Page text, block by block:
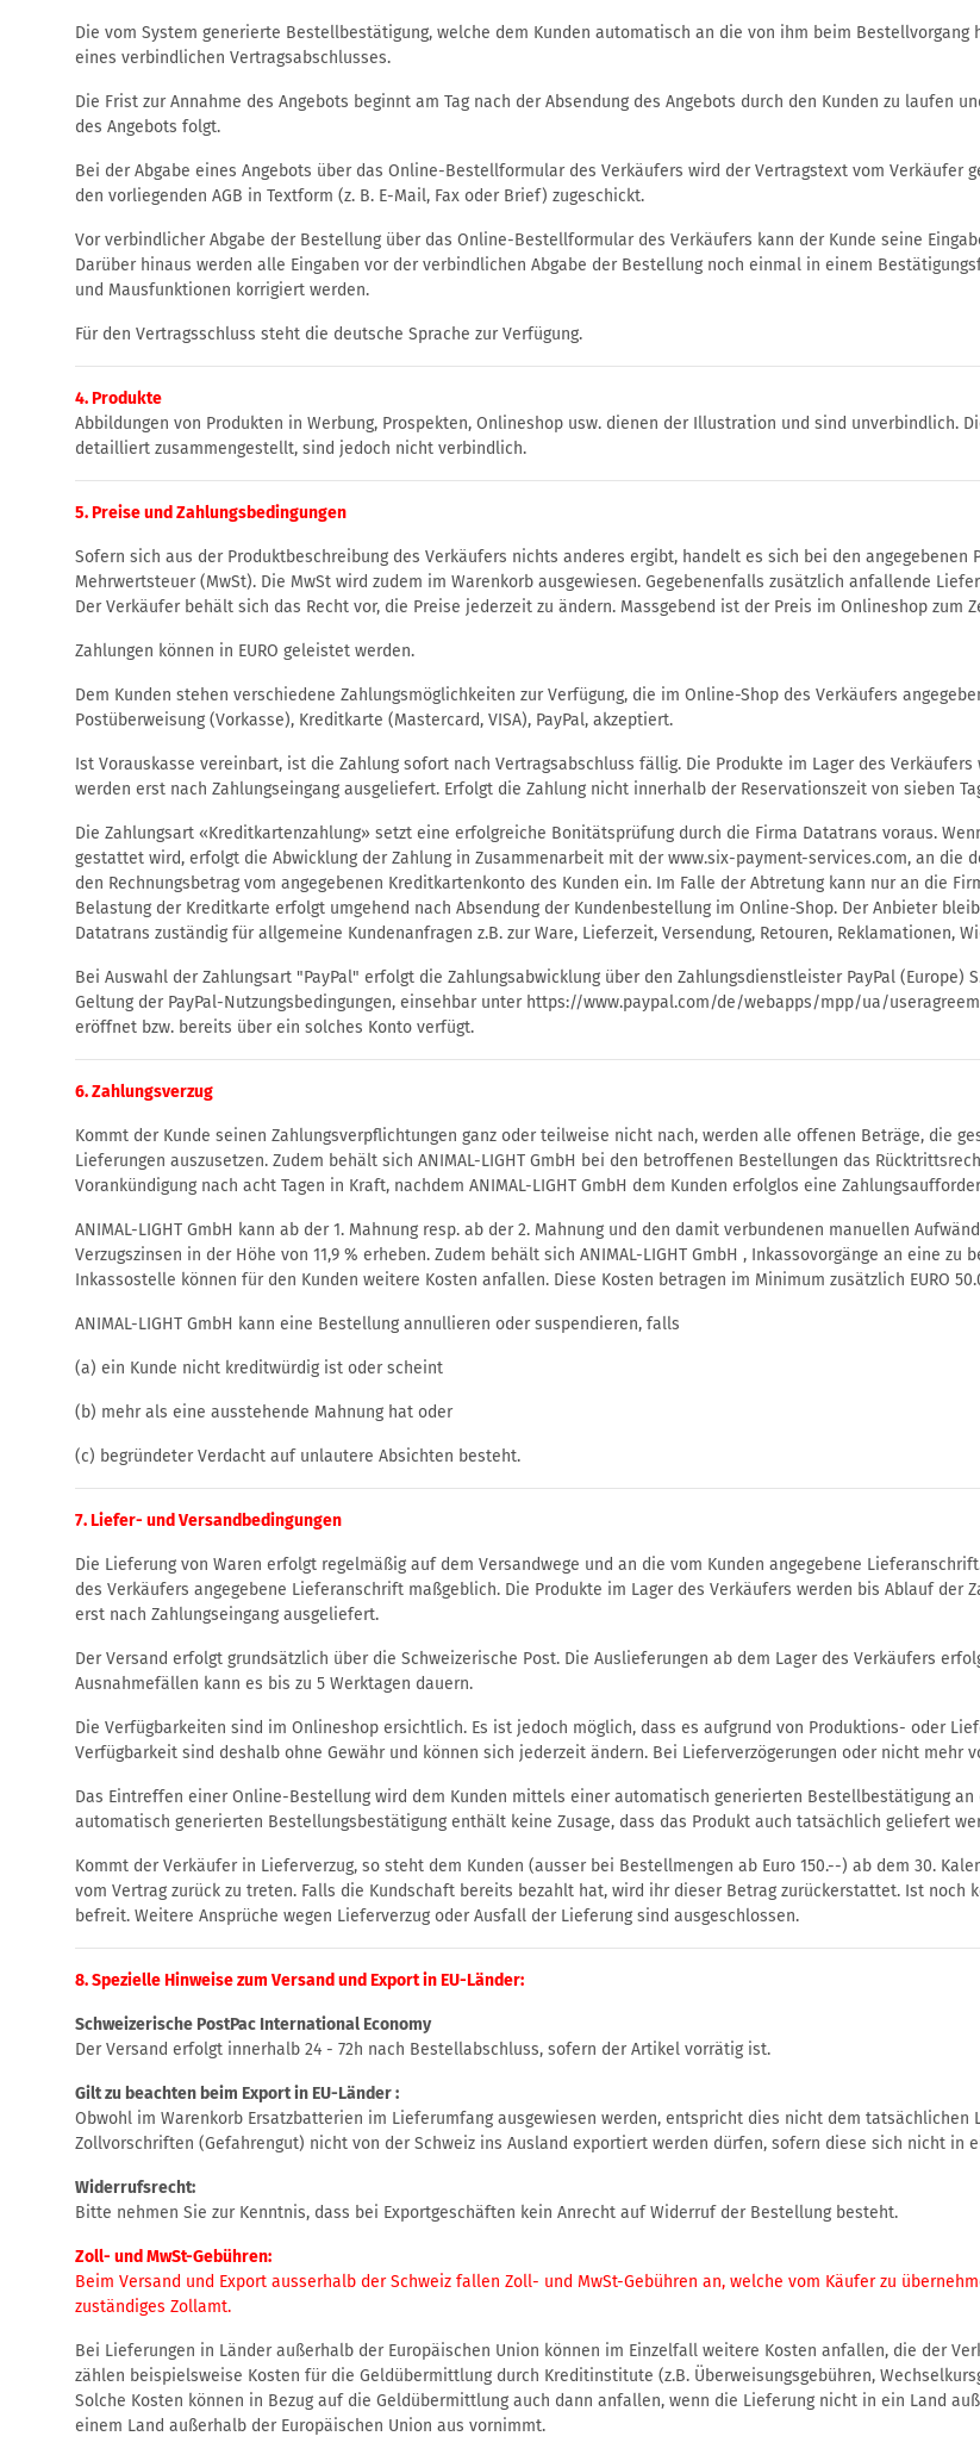
Die vom System generierte Bestellbestätigung, welche dem Kunden automatisch an die von ihm beim
eines verbindlichen Vertragsabschlusses.
Die Frist zur Annahme des Angebots beginnt am Tag nach der Absendung des Angebots durch den Kunden zu laufen
des Angebots folgt.
Bei der Abgabe eines Angebots über das Online-Bestellformular des Verkäufers wird der Vertragstext vom Verkäufer
den vorliegenden AGB in Textform (z. B. E-Mail, Fax oder Brief) zugeschickt.
Vor verbindlicher Abgabe der Bestellung über das Online-Bestellformular des Verkäufers kann der Kunde seine
Darüber hinaus werden alle Eingaben vor der verbindlichen Abgabe der Bestellung noch einmal in einem
und Mausfunktionen korrigiert werden.
Für den Vertragsschluss steht die deutsche Sprache zur Verfügung.
4. Produkte
Abbildungen von Produkten in Werbung, Prospekten, Onlineshop usw. dienen der Illustration und sind unverbindlich.
detailliert zusammengestellt, sind jedoch nicht verbindlich.
5. Preise und Zahlungsbedingungen
Sofern sich aus der Produktbeschreibung des Verkäufers nichts anderes ergibt, handelt es sich bei den
Mehrwertsteuer (MwSt). Die MwSt wird zudem im Warenkorb ausgewiesen. Gegebenenfalls zusätzlich anfallende
Der Verkäufer behält sich das Recht vor, die Preise jederzeit zu ändern. Massgebend ist der Preis im Onlineshop zum
Zahlungen können in EURO geleistet werden.
Dem Kunden stehen verschiedene Zahlungsmöglichkeiten zur Verfügung, die im Online-Shop des Verkäufers
Postüberweisung (Vorkasse), Kreditkarte (Mastercard, VISA), PayPal, akzeptiert.
Ist Vorauskasse vereinbart, ist die Zahlung sofort nach Vertragsabschluss fällig. Die Produkte im Lager des
werden erst nach Zahlungseingang ausgeliefert. Erfolgt die Zahlung nicht innerhalb der Reservationszeit von sieben
Die Zahlungsart «Kreditkartenzahlung» setzt eine erfolgreiche Bonitätsprüfung durch die Firma Datatrans voraus.
gestattet wird, erfolgt die Abwicklung der Zahlung in Zusammenarbeit mit der www.six-payment-services.com, an die
den Rechnungsbetrag vom angegebenen Kreditkartenkonto des Kunden ein. Im Falle der Abtretung kann nur an die
Belastung der Kreditkarte erfolgt umgehend nach Absendung der Kundenbestellung im Online-Shop. Der Anbieter
Datatrans zuständig für allgemeine Kundenanfragen z.B. zur Ware, Lieferzeit, Versendung, Retouren, Reklamationen,
Bei Auswahl der Zahlungsart "PayPal" erfolgt die Zahlungsabwicklung über den Zahlungsdienstleister PayPal (Europe)
Geltung der PayPal-Nutzungsbedingungen, einsehbar unter https://www.paypal.com/de/webapps/mpp/ua/
eröffnet bzw. bereits über ein solches Konto verfügt.
6. Zahlungsverzug
Kommt der Kunde seinen Zahlungsverpflichtungen ganz oder teilweise nicht nach, werden alle offenen Beträge, die
Lieferungen auszusetzen. Zudem behält sich ANIMAL-LIGHT GmbH bei den betroffenen Bestellungen das
Vorankündigung nach acht Tagen in Kraft, nachdem ANIMAL-LIGHT GmbH dem Kunden erfolglos eine
ANIMAL-LIGHT GmbH kann ab der 1. Mahnung resp. ab der 2. Mahnung und den damit verbundenen manuellen
Verzugszinsen in der Höhe von 11,9 % erheben. Zudem behält sich ANIMAL-LIGHT GmbH , Inkassovorgänge an eine
Inkassostelle können für den Kunden weitere Kosten anfallen. Diese Kosten betragen im Minimum zusätzlich EURO
ANIMAL-LIGHT GmbH kann eine Bestellung annullieren oder suspendieren, falls
(a) ein Kunde nicht kreditwürdig ist oder scheint
(b) mehr als eine ausstehende Mahnung hat oder
(c) begründeter Verdacht auf unlautere Absichten besteht.
7. Liefer- und Versandbedingungen
Die Lieferung von Waren erfolgt regelmäßig auf dem Versandwege und an die vom Kunden angegebene
des Verkäufers angegebene Lieferanschrift maßgeblich. Die Produkte im Lager des Verkäufers werden bis Ablauf der
erst nach Zahlungseingang ausgeliefert.
Der Versand erfolgt grundsätzlich über die Schweizerische Post. Die Auslieferungen ab dem Lager des Verkäufers
Ausnahmefällen kann es bis zu 5 Werktagen dauern.
Die Verfügbarkeiten sind im Onlineshop ersichtlich. Es ist jedoch möglich, dass es aufgrund von Produktions- oder
Verfügbarkeit sind deshalb ohne Gewähr und können sich jederzeit ändern. Bei Lieferverzögerungen oder nicht
Das Eintreffen einer Online-Bestellung wird dem Kunden mittels einer automatisch generierten Bestellbestätigung
automatisch generierten Bestellungsbestätigung enthält keine Zusage, dass das Produkt auch tatsächlich geliefert
Kommt der Verkäufer in Lieferverzug, so steht dem Kunden (ausser bei Bestellmengen ab Euro 150.--) ab dem 30.
vom Vertrag zurück zu treten. Falls die Kundschaft bereits bezahlt hat, wird ihr dieser Betrag zurückerstattet. Ist
befreit. Weitere Ansprüche wegen Lieferverzug oder Ausfall der Lieferung sind ausgeschlossen.
8. Spezielle Hinweise zum Versand und Export in EU-Länder:
Schweizerische PostPac International Economy
Der Versand erfolgt innerhalb 24 - 72h nach Bestellabschluss, sofern der Artikel vorrätig ist.
Gilt zu beachten beim Export in EU-Länder :
Obwohl im Warenkorb Ersatzbatterien im Lieferumfang ausgewiesen werden, entspricht dies nicht dem tatsächlichen
Zollvorschriften (Gefahrengut) nicht von der Schweiz ins Ausland exportiert werden dürfen, sofern diese sich nicht in
Widerrufsrecht:
Bitte nehmen Sie zur Kenntnis, dass bei Exportgeschäften kein Anrecht auf Widerruf der Bestellung besteht.
Zoll- und MwSt-Gebühren:
Beim Versand und Export ausserhalb der Schweiz fallen Zoll- und MwSt-Gebühren an, welche vom Käufer zu
zuständiges Zollamt.
Bei Lieferungen in Länder außerhalb der Europäischen Union können im Einzelfall weitere Kosten anfallen, die der
zählen beispielsweise Kosten für die Geldübermittlung durch Kreditinstitute (z.B. Überweisungsgebühren,
Solche Kosten können in Bezug auf die Geldübermittlung auch dann anfallen, wenn die Lieferung nicht in ein Land
einem Land außerhalb der Europäischen Union aus vornimmt.